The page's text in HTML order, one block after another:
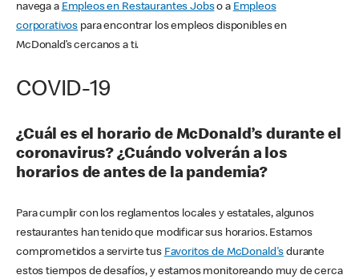
navega a Empleos en Restaurantes Jobso a Empleos
corporativos para encontrar los empleos disponibles en
McDonald’s cercanos a ti.
COVID-19
¿Cuál es el horario de McDonald’s durante el
coronavirus? ¿Cuándo volverán a los
horarios de antes de la pandemia?
Para cumplir con los reglamentos locales y estatales, algunos
restaurantes han tenido que modificar sus horarios. Estamos
comprometidos a servirte tus Favoritos de McDonald's durante
estos tiempos de desafíos, y estamos monitoreando muy de cerca